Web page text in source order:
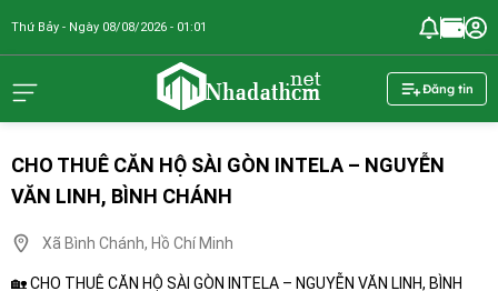
Thứ Bảy - Ngày 08/08/2026 - 01:01
Đăng tin
CHO THUÊ CĂN HỘ SÀI GÒN INTELA – NGUYỄN
VĂN LINH, BÌNH CHÁNH
Xã Bình Chánh, Hồ Chí Minh
🏡 CHO THUÊ CĂN HỘ SÀI GÒN INTELA – NGUYỄN VĂN LINH, BÌNH